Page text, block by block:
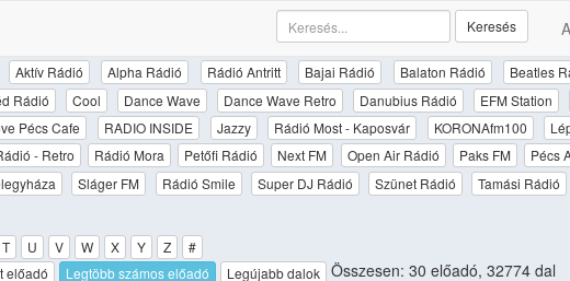
Keresés
Aktív Rádió Alpha Rádió Rádió Antritt Bajai Rádió Balaton Rádió Beatles
Rádió Cool Dance Wave Dance Wave Retro Danubius Rádió EFM Station
Pécs Cafe RADIO INSIDE Jazzy Rádió Most - Kaposvár KORONAfm100
- Retro Rádió Mora Petőfi Rádió Next FM Open Air Rádió Paks FM Pécs
Sláger FM Rádió Smile Super DJ Rádió Szünet Rádió Tamási Rádió
T U V W X Y Z
#
előadó Legtöbb számos előadó Legújabb dalok Összesen: 30 előadó, 32774 dal